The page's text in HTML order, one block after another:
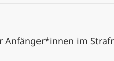
Anfänger*innen im